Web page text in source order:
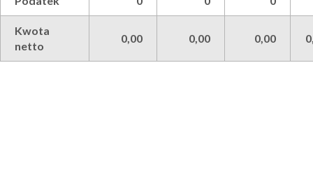
Kwota
netto
0,00 0,00 0,00